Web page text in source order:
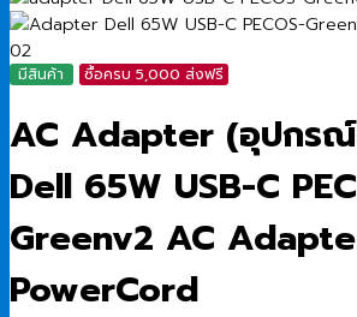
มีสินค้า ซื้อครบ 5,000 ส่งฟรี
AC Adapter (อุปกร
Dell 65W USB-C
Greenv2 AC
PowerCord